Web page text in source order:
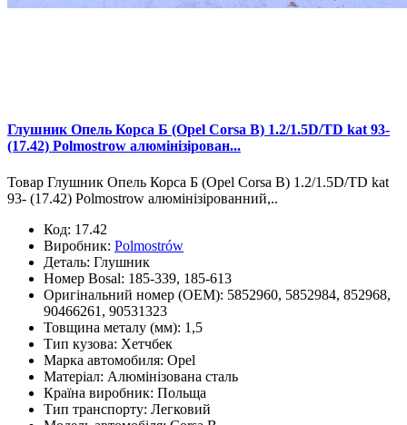
Глушник Опель Корса Б (Opel Corsa B) 1.2/1.5D/TD kat 93-
(17.42) Polmostrow алюмінізірован...
Товар Глушник Опель Корса Б (Opel Corsa B) 1.2/1.5D/TD kat
93- (17.42) Polmostrow алюмінізірованний,..
Код: 17.42
Виробник: Polmostrów
Деталь: Глушник
Номер Bosal: 185-339, 185-613
Оригінальний номер (OEM): 5852960, 5852984, 852968,
90466261, 90531323
Товщина металу (мм): 1,5
Тип кузова: Хетчбек
Марка автомобиля: Opel
Матеріал: Алюмінізована сталь
Країна виробник: Польща
Тип транспорту: Легковий